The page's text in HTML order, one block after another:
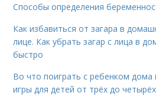
Способы определения
Как избавиться от загара в
лице. Как убрать загар с лица в
быстро
Во что поиграть с ребенком
игры для детей от трёх до